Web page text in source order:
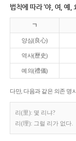
법칙에 따라 ‘야, 여, 예,
ㄱ
양심(良心)
역사(歷史)
예의(禮儀)
다만, 다음과 같은 의존 명
리(里): 몇 리냐?
리(理): 그럴 리가 없다.